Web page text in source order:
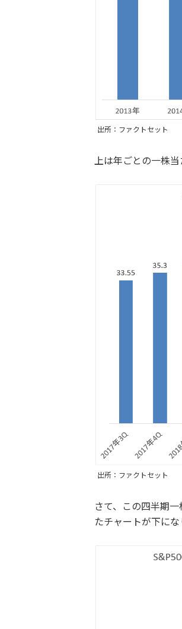
出所：ファクトセット
上は年ごとの一株当
出所：ファクトセット
さて、この四半期
たチャートが下にな